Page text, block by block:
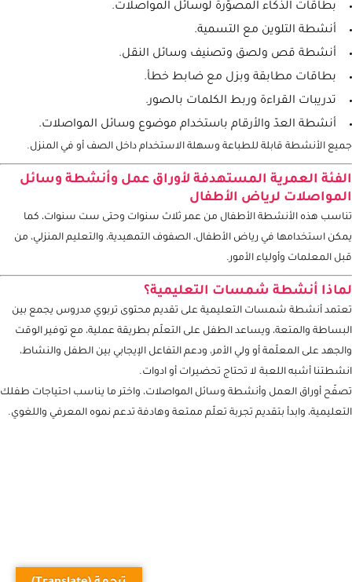
يتضمن هذا التصنيف أنشطة تعليمية متنوعة تراعي الفروق الفردية بين الأطفال،
مثل:
بطاقات الذكاء المصوّرة لوسائل المواصلات.
أنشطة التلوين مع التسمية.
أنشطة قص ولصق وتصنيف وسائل النقل.
بطاقات مطابقة وبزل مع ضابط خطأ.
تدريبات القراءة وربط الكلمات بالصور.
أنشطة العدّ والأرقام باستخدام موضوع وسائل المواصلات.
جميع الأنشطة قابلة للطباعة وسهلة الاستخدام داخل الصف أو في المنزل.
المواصلات لرياض الأطفال
تناسب هذه الأنشطة الأطفال من عمر ثلاث سنوات وحتى ست سنوات، كما
يمكن استخدامها في رياض الأطفال، الصفوف التمهيدية، والتعليم المنزلي، من
قبل المعلمات وأولياء الأمور.
لماذا أنشطة شمسات التعليمية؟
تعتمد أنشطة شمسات التعليمية على تقديم محتوى تربوي مدروس يجمع بين
البساطة والمتعة، ويساعد الطفل على التعلّم بطريقة عملية، مع توفير الوقت
والجهد على المعلّمة أو ولي الأمر، ودعم التفاعل الإيجابي بين الطفل والنشاط،
انشطتنا أشبه اللعبة لا تحتاج تحضيرات أو ادوات.